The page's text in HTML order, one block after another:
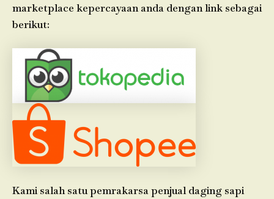
marketplace kepercayaan anda dengan link sebagai
berikut:
Kami salah satu pemrakarsa penjual daging sapi